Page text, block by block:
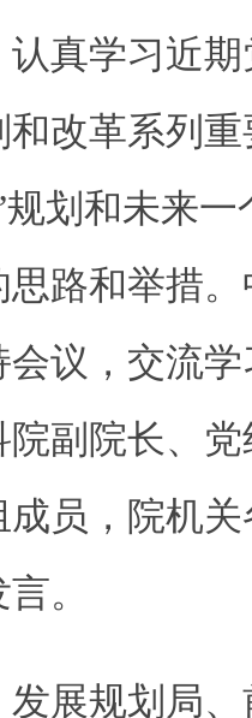
真学习近
改革系列
规划和未来
路和举措
议，交流
副院长、
员，院机
。
规划局、